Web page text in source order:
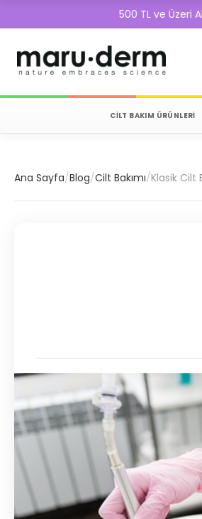
500 TL ve Üzeri
CİLT BAKIM ÜRÜNLERİ
Ana Sayfa/Blog/Cilt Bakımı/Klasik Cilt